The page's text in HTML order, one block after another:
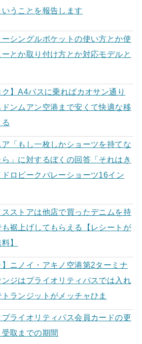
いうことを報告します
シングルポケットの使い方とか使
ーとか取り付け方とか対応モデルと
ク】A4バスに乗ればカオサン通り
ドンムアン空港まで安くて快適な移
「もし一枚しかショーツを持てな
」に対するぼくの回答「それはき
ドロピークバレーショーツ16イン
スストアは他店で買ったデニムを持
も裾上げしてもらえる【レシートが
】
】ニノイ・アキノ空港第2ターミナ
ンジはプライオリティパスでは入れ
ランジットがメッチャひま
プライオリティパス会員カードの更
取までの期間